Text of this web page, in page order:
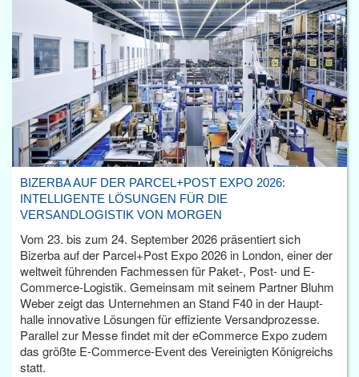
BIZERBA AUF DER PARCEL+POST EXPO 2026:
INTELLIGENTE LÖSUNGEN FÜR DIE
VERSANDLOGISTIK VON MORGEN
Vom 23. bis zum 24. September 2026 präsentiert sich
Bizerba auf der Parcel+Post Expo 2026 in London, einer der
weltweit führenden Fachmessen für Paket-, Post- und E-
Commerce-Logistik. Gemeinsam mit seinem Partner Bluhm
Weber zeigt das Unternehmen an Stand F40 in der Haupt­
halle innovative Lösungen für effiziente Versandprozesse.
Parallel zur Messe findet mit der eCommerce Expo zudem
das größte E-Commerce-Event des Vereinigten Königreichs
statt.